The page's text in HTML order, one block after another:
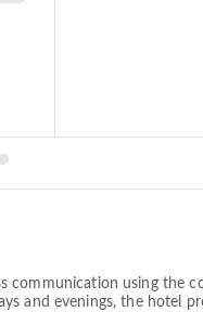
communication using the
and evenings, the hotel